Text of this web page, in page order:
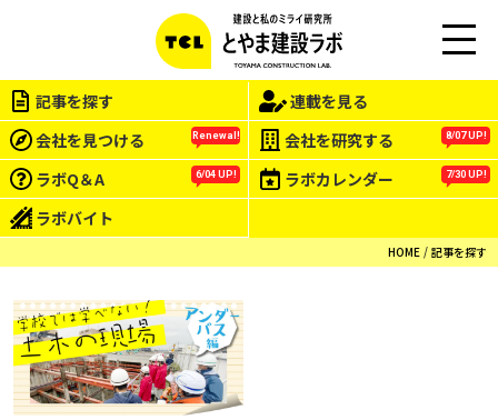
EN
記事を探す
連載を見る
会社を見つける
Renewal! 会社を研究する 8/07 UP!
ラボQ＆A 6/04 UP! ラボカレンダー 7/30 UP!
ラボバイト
HOME 記事を探す